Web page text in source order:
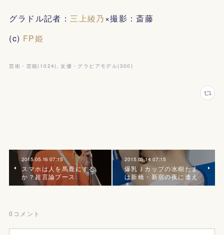
グラドル記者：三上綾乃 ×撮影：斎藤
(c) FP姫
芸術・芸能( 1024) 女優・グラビアモデル(300 )
2015.05.16 07:15
スマホは人を馬鹿にする
か？超言論ブース
2015.05.14 07:15
爆乳Ｊカップの水樹たま
は新橋・新宿の夜に逢え
る
0 コメント